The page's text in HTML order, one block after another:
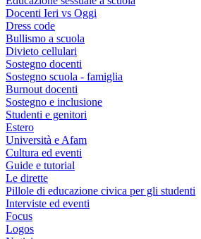
Docenti Ieri vs Oggi
Dress code
Bullismo a scuola
Divieto cellulari
Sostegno docenti
Sostegno scuola - famiglia
Burnout docenti
Sostegno e inclusione
Studenti e genitori
Estero
Università e Afam
Cultura ed eventi
Guide e tutorial
Le dirette
Pillole di educazione civica per gli studenti
Interviste ed eventi
Focus
Logos